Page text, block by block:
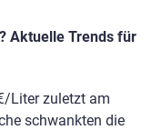
Aktuelle Trends für
Liter zuletzt am
schwankten die